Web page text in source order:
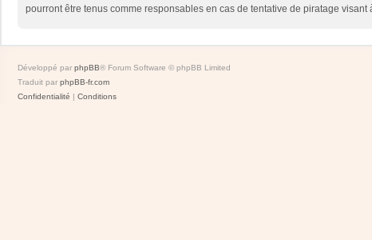
pourront être tenus comme responsables en cas de tentative de piratage visant
Développé par phpBB® Forum Software © phpBB Limited
Traduit par phpBB-fr.com
Confidentialité | Conditions